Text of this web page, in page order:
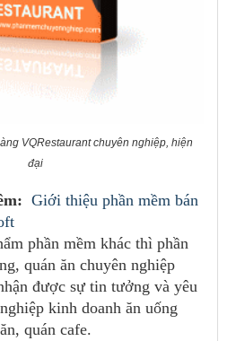
VQRestaurant chuyên nghiệp, hiện
đại
Giới thiệu phần mềm bán
phần mềm khác thì phần
quán ăn chuyên nghiệp
được sự tin tưởng và yêu
kinh doanh ăn uống
quán cafe.